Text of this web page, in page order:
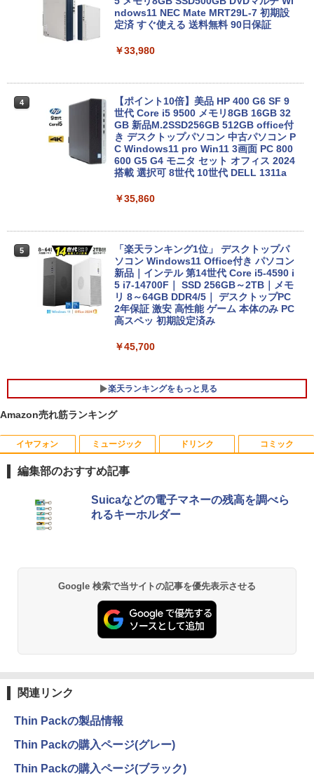
【1500円OFFクーポン】ノートパソコン
中古パソコン 12.1インチ SSD256GB メ
付き Windows11 Panasonic レッツノー
古PC 中古ノート SSD1TB
￥23,800
【1500円OFFクーポン】【タッチパネル
&WEBカメラ搭載】ノートパソコン 2in1
モリ8GB Core i3 第8世代 Microsoft Off
ノートPC 中古ノート 最大SSD512GB
￥24,800
【中古】【モニターにムラあり・激安ご
奉仕】 ノートパソコン / DELL Latitude
モリー8GB / Windows11 / USB / micro
￥29,800
ndows11 NEC Mate MRT29L-7 初期設
定済 すぐ使える 送料無料 90日保証
￥33,980
4
【ポイント10倍】美品 HP 400 G6 SF 9
世代 Core i5 9500 メモリ8GB 16GB 32
GB 新品M.2SSD256GB 512GB office付
き デスクトップパソコン 中古パソコン P
C Windows11 pro Win11 3画面 PC 800
600 G5 G4 モニタ セット オフィス 2024
搭載 選択可 8世代 10世代 DELL 1311a
￥35,860
5
「楽天ランキング1位」 デスクトップパ
ソコン Windows11 Office付き パソコン
新品｜インテル 第14世代 Core i5-4590 i
5 i7-14700F｜ SSD 256GB～2TB｜メモ
リ 8～64GB DDR4/5｜ デスクトップPC
2年保証 激安 高性能 ゲーム 本体のみ PC
高スペッ 初期設定済み
￥45,700
楽天ランキングをもっと見る
1
HP ProDisplay P222va 液晶モニター 2
1.5インチワイド 黒 ブラック 1920×1080
（フルHD）白色LEDバックライト VAパ
スプレイ【中古】
ーアームガス式液晶ディスプレイアーム
15-32インチ対応 耐荷重2-6.5kg 3軸 垂
直 水平 多関節 JN-GB12SV JN-GB12SV
JN-GB12SV
古モニター
￥7,700
1
あさドラ！（10） （ビッグ コミックス
〔スペシャル〕） [ 浦沢直樹 ]
￥880
4
自分の思いを言葉にする こどもアウトプ
ット図鑑 [ 樺沢 紫苑 ]
Amazon売れ筋ランキング
イヤフォン
Anker Soundcore P40i オフホワイト
￥5,990
Anker Soundcore P31i ブラック
￥4,990
【2026年アップグレード版】AOKIMI ワイヤ
レスイヤホン bluetooth イヤホン V12 小型
ミュージック
BRUCE WAYNE feat. Flo Milli, ATL Jacob
[Explicit]
BRUCE WAYNE feat. Flo Milli, ATL Jacob
￥250
BUGS LIFE
ドリンク
【Amazon.co.jp限定】 い・ろ・は・す 2L P
ET ラベルレス ×8本
by Amazon 天然水 ラベルレス 500ml ×24本
ウォーター ペットボトル 静岡県産 500ミリリ
ットル (Smart Basic)
by Amazon 炭酸水 ラベルレス 500ml ×24本
コミック
薬屋のひとりごと 17巻 (デジタル版ビッグガ
ンガンコミックス)
異世界居酒屋「のぶ」(22) (角川コミックス・
￥832
スーパーの裏でヤニ吸うふたり 9巻 (デジタル
版ビッグガンガンコミックス)
編集部のおすすめ記事
Suicaなどの電子マネーの残高を調べら
れるキーホルダー
Google 検索で当サイトの記事を優先表示させる
関連リンク
Thin Packの製品情報
Thin Packの購入ページ(グレー)
Thin Packの購入ページ(ブラック)